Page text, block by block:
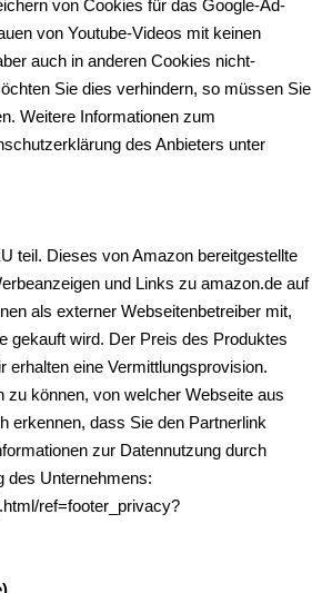
von Cookies für das Google-Ad-
von Youtube-Videos mit keinen
auch in anderen Cookies nicht-
Sie dies verhindern, so müssen Sie
Weitere Informationen zum
des Anbieters unter
teil. Dieses von Amazon bereitgestellte
und Links zu amazon.de auf
als externer Webseitenbetreiber mit,
gekauft wird. Der Preis des Produktes
erhalten eine Vermittlungsprovision.
können, von welcher Webseite aus
erkennen, dass Sie den Partnerlink
zur Datennutzung durch
des Unternehmens:
ref=footer_privacy?